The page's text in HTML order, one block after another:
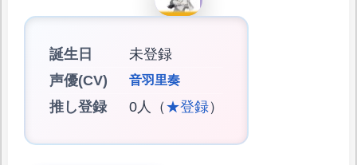
誕生日
未登録
声優(CV)
音羽里奏
推し登録 0人（ ★登録）